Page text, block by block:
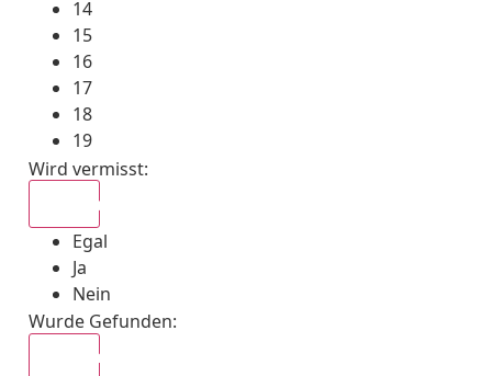
14
15
16
17
18
19
Wird vermisst:
Egal
Ja
Nein
Wurde Gefunden: